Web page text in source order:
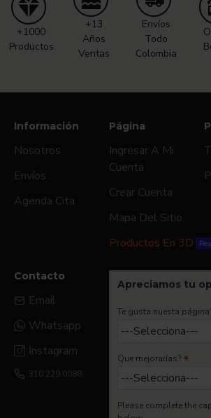
+1000
Productos
+13
Años
Ventas
Envíos
Todo
Colombia
Información
Nosotros
Envíos
Agenda Cita
Página
Ingresar A Mi
Cuenta
Crear Cuenta
Mapa Del Sitio
Productos En 3D
Contacto
Email
Whatsapp
Instagram
310.229.0088
Apreciamos tu
Te gusta nuesta
Que mejorarías?
Please complete the